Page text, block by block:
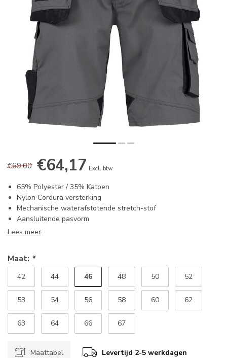
€69,00 €64,17 Excl. btw
65% Polyester / 35% Katoen
Nylon Cordura versterking
Mechanische waterafstotende stretch-stof
Aansluitende pasvorm
Lees meer
Maat: *
42 44 46 48 50 52
53 54 56 58 60 62
63 64 66 67
Maattabel Levertijd 2-5 werkdagen